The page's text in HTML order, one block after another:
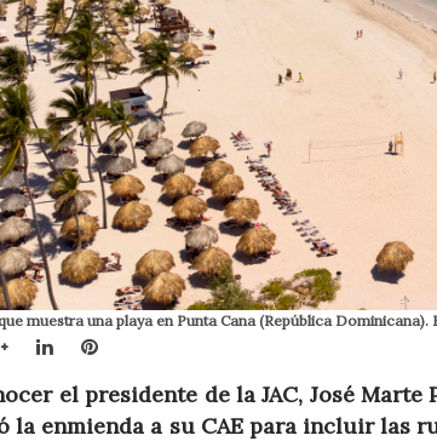
muestra una playa en Punta Cana (República
Google+LinkedInPinterest
el presidente de la JAC, José
la enmienda a su CAE para incluir las